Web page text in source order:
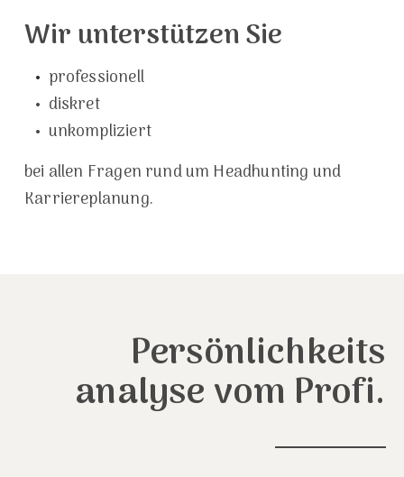
Wir unterstützen Sie
• professionell
• diskret
• unkompliziert
bei allen Fragen rund um Headhunting und
Karriereplanung.
Persönlichkeits
analyse vom Profi.